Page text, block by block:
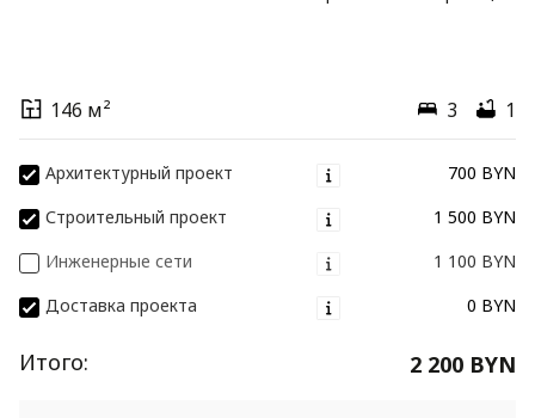
146 м² 3 1
Архитектурный проект
700 BYN
Строительный проект
1 500 BYN
Инженерные сети
1 100 BYN
Доставка проекта
0 BYN
Итого: 2 200 BYN